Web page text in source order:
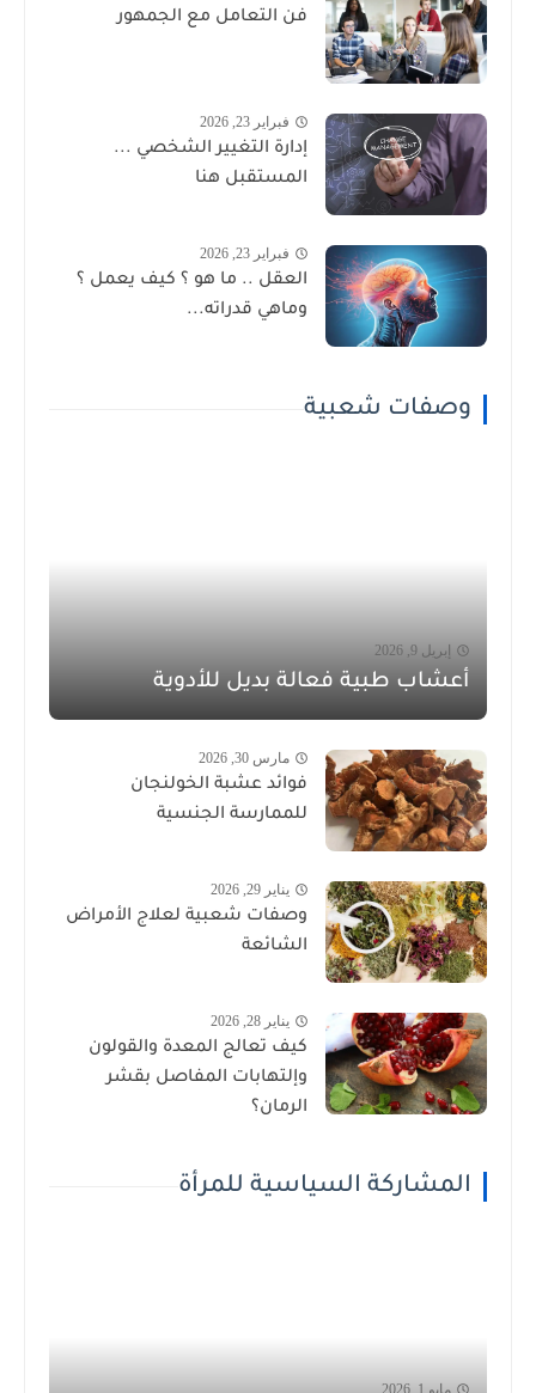
فن التعامل مع الجمهور
فبراير 23, 2026
إدارة التغيير الشخصي ...
المستقبل هنا
فبراير 23, 2026
العقل .. ما هو ؟ كيف يعمل ؟
وماهي قدراته...
وصفات شعبية
إبريل 9, 2026
أعشاب طبية فعالة بديل للأدوية
مارس 30, 2026
فوائد عشبة الخولنجان
للممارسة الجنسية
يناير 29, 2026
وصفات شعبية لعلاج الأمراض
الشائعة
يناير 28, 2026
كيف تعالج المعدة والقولون
وإلتهابات المفاصل بقشر
الرمان؟
المشاركة السياسية للمرأة
مايو 1, 2026